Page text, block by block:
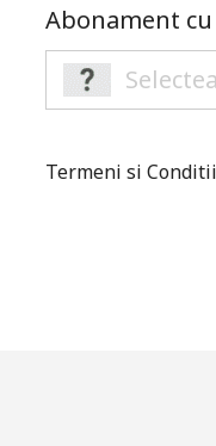
Abonament
Termeni si Conditii